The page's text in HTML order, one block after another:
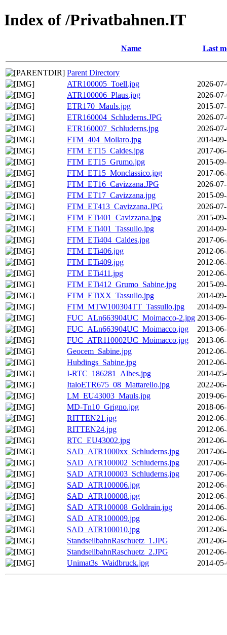
Index of /Privatbahnen.IT
Name Last
Parent Directory
ATR100005_Toell.jpg
2026-
ATR100006_Plaus.jpg
2026-
ETR170_Mauls.jpg
2015-
ETR160004_Schluderns.JPG
2026-
ETR160007_Schluderns.jpg
2026-
FTM_404_Mollaro.jpg
2014-
FTM_ET15_Caldes.jpg
2017-
FTM_ET15_Grumo.jpg
2015-
FTM_ET15_Monclassico.jpg
2017-
FTM_ET16_Cavizzana.JPG
2026-
FTM_ET17_Cavizzana.jpg
2015-
FTM_ET413_Cavizzana.JPG
2026-
FTM_ETi401_Cavizzana.jpg
2015-
FTM_ETi401_Tassullo.jpg
2014-
FTM_ETi404_Caldes.jpg
2017-
FTM_ETi406.jpg
2012-
FTM_ETi409.jpg
2012-
FTM_ETi411.jpg
2012-
FTM_ETi412_Grumo_Sabine.jpg
2015-
FTM_ETiXX_Tassullo.jpg
2014-
FTM_MTW100304TT_Tassullo.jpg
2014-
FUC_ALn663904UC_Moimacco-2.jpg 2013-
FUC_ALn663904UC_Moimacco.jpg
2013-
FUC_ATR110002UC_Moimacco.jpg
2013-
Geocem_Sabine.jpg
2012-
Hubdings_Sabine.jpg
2012-
I-RTC_186281_Albes.jpg
2014-
ItaloETR675_08_Mattarello.jpg
2022-
LM_EU43003_Mauls.jpg
2019-
MD-Tn10_Grigno.jpg
2018-
RITTEN21.jpg
2012-
RITTEN24.jpg
2012-
RTC_EU43002.jpg
2012-
SAD_ATR1000xx_Schluderns.jpg
2017-
SAD_ATR100002_Schluderns.jpg
2017-
SAD_ATR100003_Schluderns.jpg
2017-
SAD_ATR100006.jpg
2012-
SAD_ATR100008.jpg
2012-
SAD_ATR100008_Goldrain.jpg
2014-
SAD_ATR100009.jpg
2012-
SAD_ATR100010.jpg
2012-
StandseilbahnRaschuetz_1.JPG
2012-
StandseilbahnRaschuetz_2.JPG
2012-
Unimat3s_Waidbruck.jpg
2014-